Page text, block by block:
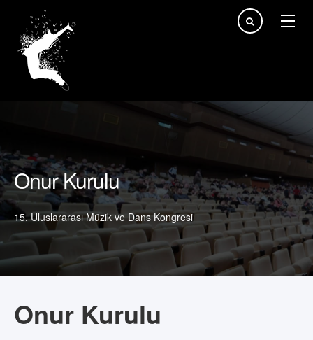
arama...
Onur Kurulu
15. Uluslararası Müzik ve Dans Kongresi
Onur Kurulu